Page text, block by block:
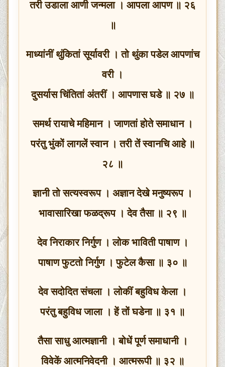
तरी उडाला आणी जन्मला । आपला आपण ॥ २६
॥
माध्यांनीं थुंकितां सूर्यावरी । तो थुंका पडेल आपणांच
वरी ।
दुसर्यास चिंतितां अंतरीं । आपणास घडे ॥ २७ ॥
समर्थ रायाचे महिमान । जाणतां होते समाधान ।
परंतु भुंकों लागलें स्वान । तरी तें स्वानचि आहे ॥
२८ ॥
ज्ञानी तो सत्यस्वरूप । अज्ञान देखे मनुष्यरूप ।
भावासारिखा फळद्रूप । देव तैसा ॥ २९ ॥
देव निराकार निर्गुण । लोक भाविती पाषाण ।
पाषाण फुटतो निर्गुण । फुटेल कैसा ॥ ३० ॥
देव सदोदित संचला । लोकीं बहुविध केला ।
परंतु बहुविध जाला । हें तों घडेना ॥ ३१ ॥
तैसा साधु आत्मज्ञानी । बोधें पूर्ण समाधानी ।
विवेकें आत्मनिवेदनी । आत्मरूपी ॥ ३२ ॥